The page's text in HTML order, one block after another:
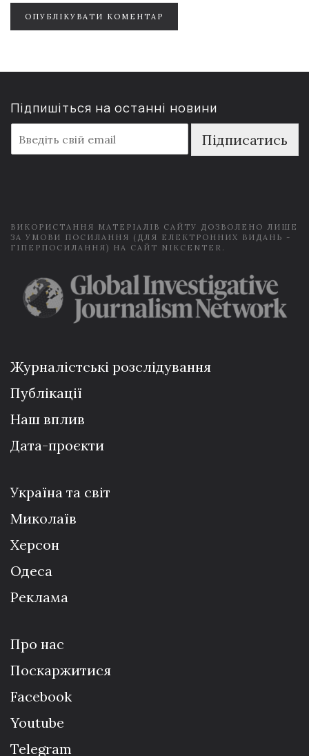
ОПУБЛІКУВАТИ КОМЕНТАР
Підпишіться на останні новини
m
a
Підписатись
ВИКОРИСТАННЯ МАТЕРІАЛІВ САЙТУ ДОЗВОЛЕНО ЛИШЕ
ЗА УМОВИ ПОСИЛАННЯ (ДЛЯ ЕЛЕКТРОННИХ ВИДАНЬ -
ГІПЕРПОСИЛАННЯ) НА САЙТ NIKCENTER.
Журналістські розслідування
Публікації
Наш вплив
Дата-проєкти
Україна та світ
Миколаїв
Херсон
Одеса
Реклама
Про нас
Поскаржитися
Facebook
Youtube
Telegram